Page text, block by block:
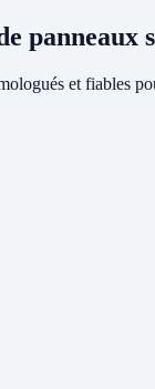
panneaux
et fiables